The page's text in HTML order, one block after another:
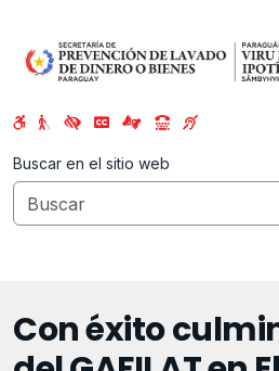
Buscar en el sitio web
Con éxito